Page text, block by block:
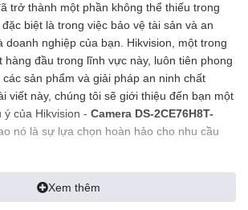
trở thành một phần không thể thiếu trong
biệt là trong việc bảo vệ tài sản và an
doanh nghiệp của bạn. Hikvision, một trong
hàng đầu trong lĩnh vực này, luôn tiên phong
sản phẩm và giải pháp an ninh chất
viết này, chúng tôi sẽ giới thiệu đến bạn một
của Hikvision - Camera DS-2CE76H8T-
nó là sự lựa chọn hoàn hảo cho nhu cầu
2CE76H8T-ITMF độ phân giải Full HD
Xem thêm